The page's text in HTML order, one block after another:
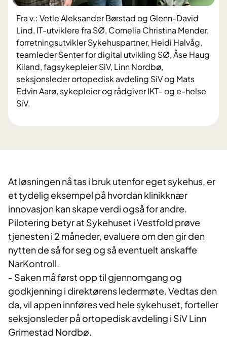
Fra v.: Vetle Aleksander Børstad og Glenn-David
Lind, IT-utviklere fra SØ, Cornelia Christina Mender,
forretningsutvikler Sykehuspartner, Heidi Halvåg,
teamleder Senter for digital utvikling SØ, Åse Haug
Kiland, fagsykepleier SiV, Linn Nordbø,
seksjonsleder ortopedisk avdeling SiV og Mats
Edvin Aarø, sykepleier og rådgiver IKT- og e-helse
SiV.
At løsningen nå tas i bruk utenfor eget sykehus, er
et tydelig eksempel på hvordan klinikknær
innovasjon kan skape verdi også for andre.
Pilotering betyr at Sykehuset i Vestfold prøve
tjenesten i 2 måneder, evaluere om den gir den
nytten de så for seg og så eventuelt anskaffe
NarKontroll.
- Saken må først opp til gjennomgang og
godkjenning i direktørens ledermøte. Vedtas den
da, vil appen innføres ved hele sykehuset, forteller
seksjonsleder på ortopedisk avdeling i SiV Linn
Grimestad Nordbø.